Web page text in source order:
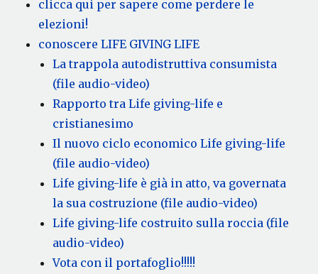
clicca qui per sapere come perdere le
elezioni!
conoscere LIFE GIVING LIFE
La trappola autodistruttiva consumista
(file audio-video)
Rapporto tra Life giving-life e
cristianesimo
Il nuovo ciclo economico Life giving-life
(file audio-video)
Life giving-life è già in atto, va governata
la sua costruzione (file audio-video)
Life giving-life costruito sulla roccia (file
audio-video)
Vota con il portafoglio!!!!!